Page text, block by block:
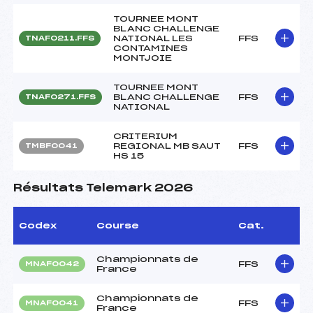
TNAF0211.FFS
TOURNEE MONT
BLANC CHALLENGE
NATIONAL LES
CONTAMINES
MONTJOIE
FFS
TNAF0271.FFS
TOURNEE MONT
BLANC CHALLENGE
NATIONAL
FFS
TMBF0041
CRITERIUM
REGIONAL MB SAUT
HS 15
FFS
Résultats Telemark 2026
Codex Course Cat.
MNAF0042
Championnats de
France
FFS
MNAF0041
Championnats de
France
FFS